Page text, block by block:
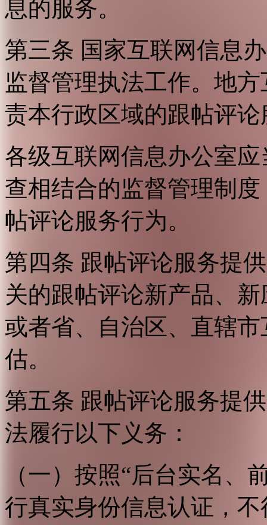
息的服务。
第三条 国家互联网信息
监督管理执法工作。地
责本行政区域的跟帖评
各级互联网信息办公室
查相结合的监督管理制
帖评论服务行为。
第四条 跟帖评论服务提
关的跟帖评论新产品、
或者省、自治区、直辖
估。
第五条 跟帖评论服务提
法履行以下义务：
（一）按照“后台实名、
行真实身份信息认证，